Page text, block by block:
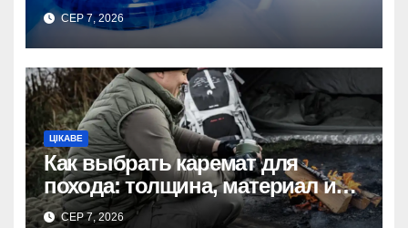
СЕР 7, 2026
ЦІКАВЕ
Как выбрать каремат для
похода: толщина, материал и
размер
СЕР 7, 2026